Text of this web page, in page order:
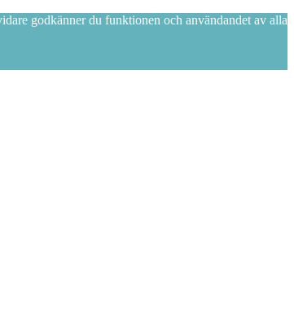
godkänner du funktionen och användandet av alla